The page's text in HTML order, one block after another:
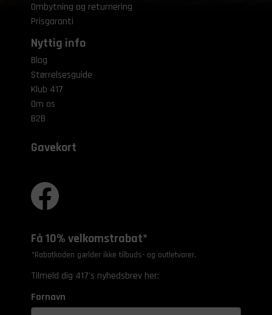
Ombytning og returnering
Prisgaranti
Nyttig info
Blog
Størrelsesguide
Klub 417
Om os
B2B
Gavekort
Få 10% velkomstrabat*
*Rabatkoden gælder ikke tilbuds- og outletvarer.
Tilmeld dig 417's nyhedsbrev her:
Fornavn